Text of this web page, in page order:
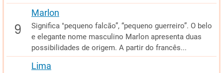
Marlon
Significa "pequeno falcão”, “pequeno guerreiro”. O belo
e elegante nome masculino Marlon apresenta duas
possibilidades de origem. A partir do francês...
Lima